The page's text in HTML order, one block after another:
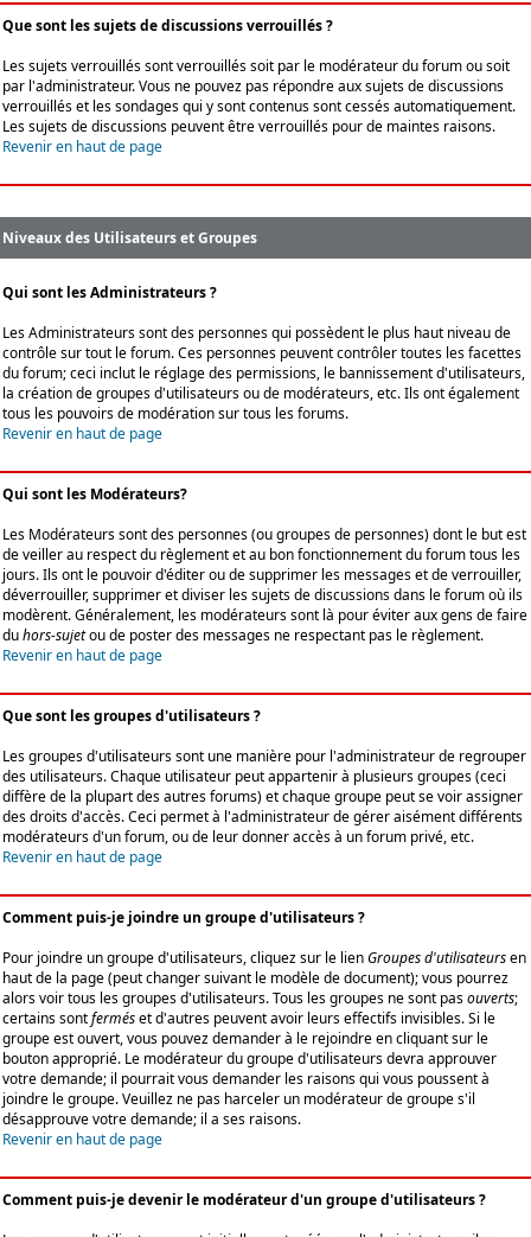
Que sont les sujets de discussions verrouillés ?
Les sujets verrouillés sont verrouillés soit par le modérateur du forum ou soit
par l'administrateur. Vous ne pouvez pas répondre aux sujets de discussions
verrouillés et les sondages qui y sont contenus sont cessés automatiquement.
Les sujets de discussions peuvent être verrouillés pour de maintes raisons.
Revenir en haut de page
Niveaux des Utilisateurs et Groupes
Qui sont les Administrateurs ?
Les Administrateurs sont des personnes qui possèdent le plus haut niveau de
contrôle sur tout le forum. Ces personnes peuvent contrôler toutes les facettes
du forum; ceci inclut le réglage des permissions, le bannissement d'utilisateurs,
la création de groupes d'utilisateurs ou de modérateurs, etc. Ils ont également
tous les pouvoirs de modération sur tous les forums.
Revenir en haut de page
Qui sont les Modérateurs?
Les Modérateurs sont des personnes (ou groupes de personnes) dont le but est
de veiller au respect du règlement et au bon fonctionnement du forum tous les
jours. Ils ont le pouvoir d'éditer ou de supprimer les messages et de verrouiller,
déverrouiller, supprimer et diviser les sujets de discussions dans le forum où ils
modèrent. Généralement, les modérateurs sont là pour éviter aux gens de faire
duhors-sujetou de poster des messages ne respectant pas le règlement.
Revenir en haut de page
Que sont les groupes d'utilisateurs ?
Les groupes d'utilisateurs sont une manière pour l'administrateur de regrouper
des utilisateurs. Chaque utilisateur peut appartenir à plusieurs groupes (ceci
diffère de la plupart des autres forums) et chaque groupe peut se voir assigner
des droits d'accès. Ceci permet à l'administrateur de gérer aisément différents
modérateurs d'un forum, ou de leur donner accès à un forum privé, etc.
Revenir en haut de page
Comment puis-je joindre un groupe d'utilisateurs ?
Pour joindre un groupe d'utilisateurs, cliquez sur le lienGroupes d'utilisateursen
haut de la page (peut changer suivant le modèle de document); vous pourrez
alors voir tous les groupes d'utilisateurs. Tous les groupes ne sont pasouverts;
certains sontferméset d'autres peuvent avoir leurs effectifs invisibles. Si le
groupe est ouvert, vous pouvez demander à le rejoindre en cliquant sur le
bouton approprié. Le modérateur du groupe d'utilisateurs devra approuver
votre demande; il pourrait vous demander les raisons qui vous poussent à
joindre le groupe. Veuillez ne pas harceler un modérateur de groupe s'il
désapprouve votre demande; il a ses raisons.
Revenir en haut de page
Comment puis-je devenir le modérateur d'un groupe d'utilisateurs ?